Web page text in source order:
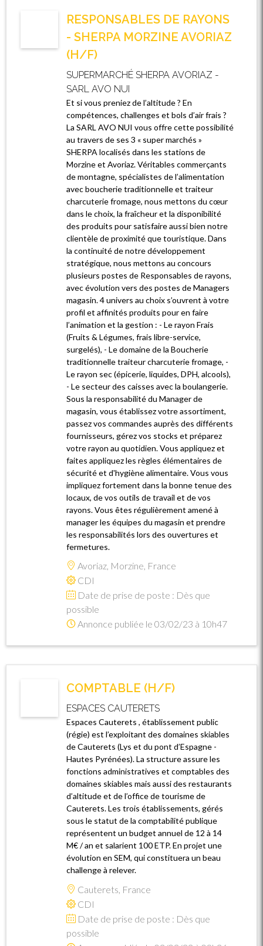
RESPONSABLES DE RAYONS
- SHERPA MORZINE AVORIAZ
(H/F)
SUPERMARCHÉ SHERPA AVORIAZ -
SARL AVO NUI
Et si vous preniez de l’altitude ? En
compétences, challenges et bols d’air frais ?
La SARL AVO NUI vous offre cette possibilité
au travers de ses 3 « super marchés »
SHERPA localisés dans les stations de
Morzine et Avoriaz. Véritables commerçants
de montagne, spécialistes de l’alimentation
avec boucherie traditionnelle et traiteur
charcuterie fromage, nous mettons du cœur
dans le choix, la fraîcheur et la disponibilité
des produits pour satisfaire aussi bien notre
clientèle de proximité que touristique. Dans
la continuité de notre développement
stratégique, nous mettons au concours
plusieurs postes de Responsables de rayons,
avec évolution vers des postes de Managers
magasin. 4 univers au choix s’ouvrent à votre
profil et affinités produits pour en faire
l’animation et la gestion : - Le rayon Frais
(Fruits & Légumes, frais libre-service,
surgelés), - Le domaine de la Boucherie
traditionnelle traiteur charcuterie fromage, -
Le rayon sec (épicerie, liquides, DPH, alcools),
- Le secteur des caisses avec la boulangerie.
Sous la responsabilité du Manager de
magasin, vous établissez votre assortiment,
passez vos commandes auprès des différents
fournisseurs, gérez vos stocks et préparez
votre rayon au quotidien. Vous appliquez et
faites appliquez les règles élémentaires de
sécurité et d'hygiène alimentaire. Vous vous
impliquez fortement dans la bonne tenue des
locaux, de vos outils de travail et de vos
rayons. Vous êtes régulièrement amené à
manager les équipes du magasin et prendre
les responsabilités lors des ouvertures et
fermetures.
Avoriaz, Morzine, France
CDI
Date de prise de poste : Dès que
possible
Annonce publiée le 03/02/23 à 10h47
COMPTABLE (H/F)
ESPACES CAUTERETS
Espaces Cauterets , établissement public
(régie) est l’exploitant des domaines skiables
de Cauterets (Lys et du pont d’Espagne -
Hautes Pyrénées). La structure assure les
fonctions administratives et comptables des
domaines skiables mais aussi des restaurants
d’altitude et de l’office de tourisme de
Cauterets. Les trois établissements, gérés
sous le statut de la comptabilité publique
représentent un budget annuel de 12 à 14
M€ / an et salarient 100 ETP. En projet une
évolution en SEM, qui constituera un beau
challenge à relever.
Cauterets, France
CDI
Date de prise de poste : Dès que
possible